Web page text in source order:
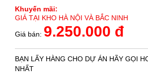
Khuyến mãi:
GIÁ TẠI KHO HÀ NỘI VÀ BẮC NINH
Giá bán: 9.250.000 đ
BẠN LẤY HÀNG CHO DỰ ÁN HÃY GỌI
NHẤT